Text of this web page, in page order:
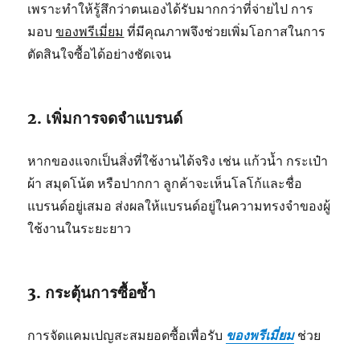
เพราะทำให้รู้สึกว่าตนเองได้รับมากกว่าที่จ่ายไป การ
มอบของพรีเมี่ยม ที่มีคุณภาพจึงช่วยเพิ่มโอกาสในการ
ตัดสินใจซื้อได้อย่างชัดเจน
2. เพิ่มการจดจำแบรนด์
หากของแจกเป็นสิ่งที่ใช้งานได้จริง เช่น แก้วน้ำ กระเป๋า
ผ้า สมุดโน้ต หรือปากกา ลูกค้าจะเห็นโลโก้และชื่อ
แบรนด์อยู่เสมอ ส่งผลให้แบรนด์อยู่ในความทรงจำของผู้
ใช้งานในระยะยาว
3. กระตุ้นการซื้อซ้ำ
การจัดแคมเปญสะสมยอดซื้อเพื่อรับ ของพรีเมี่ยมช่วย